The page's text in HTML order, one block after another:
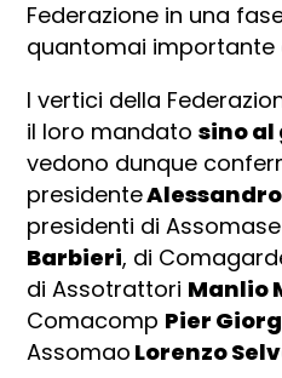
Federazione in una
quantomai importante
I vertici della
il loro mandatosino al
vedono dunque
presidente
presidenti di Assomase
Barbieri, di
di Assotrattori Manlio
Comacomp Pier
Assomao Lorenzo